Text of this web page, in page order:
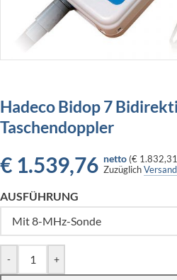
Hadeco Bidop 7
Taschendoppler
€ 1.539,76 netto (€ 1.832,31
Zuzüglich
AUSFÜHRUNG
- +